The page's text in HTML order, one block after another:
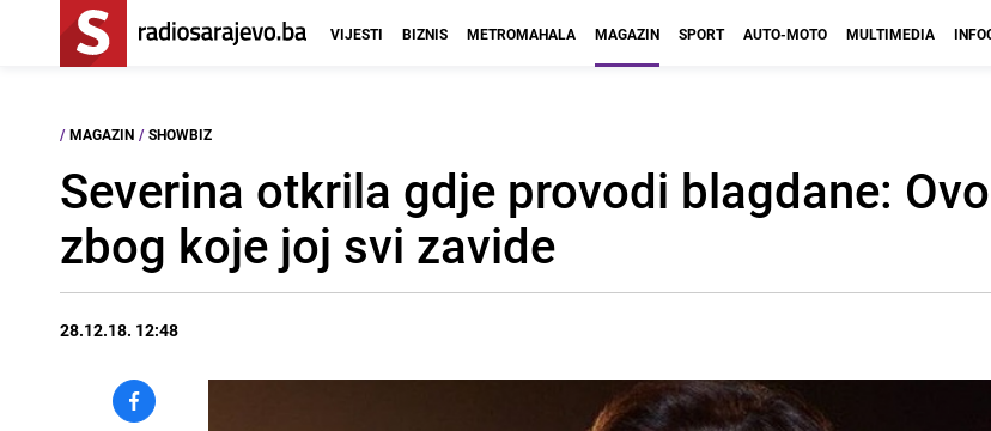
VIJESTI BIZNIS METROMAHALA MAGAZIN SPORT AUTO-MOTO MULTIMEDIA
/ MAGAZIN / SHOWBIZ
Severina otkrila gdje provodi blagdane:
zbog koje joj svi zavide
28.12.18. 12:48